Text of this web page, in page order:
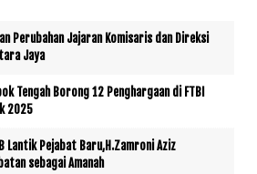
Perubahan Jajaran Komisaris dan Direksi
Jaya
Tengah Borong 12 Penghargaan di FTBI
2025
Lantik Pejabat Baru,H.Zamroni Aziz
sebagai Amanah